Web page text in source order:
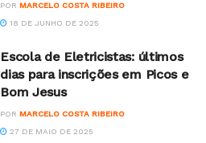
POR MARCELO COSTA RIBEIRO
18 DE JUNHO DE 2025
Escola de Eletricistas: últimos
dias para inscrições em Picos e
Bom Jesus
POR MARCELO COSTA RIBEIRO
27 DE MAIO DE 2025